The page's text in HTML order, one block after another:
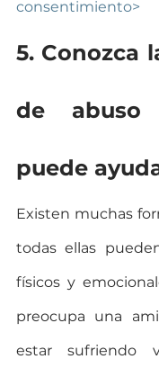
consentimiento>
5. Conozca
de
puede
Existen muchas
todas ellas
físicos y
preocupa una
estar sufriendo